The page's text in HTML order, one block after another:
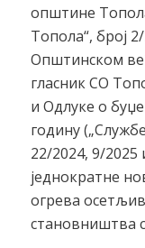
општине
Топола“, број
Општинском
гласник СО
и Одлуке о
годину
22/2024, 9/2025
једнократне
огрева
становништва